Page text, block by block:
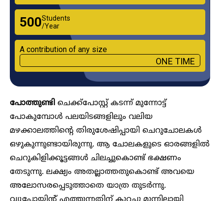
₹500Students
/Year
A contribution of any size
ONE TIME
പോത്തുണ്ടി ചെക്ക്പോസ്റ്റ് കടന്ന് മുന്നോട്ട്
പോകുമ്പോൾ പലയിടങ്ങളിലും വലിയ
മഴക്കാലത്തിന്റെ തിരുശേഷിപ്പായി ചെറുചോലകൾ
ഒഴുകുന്നുണ്ടായിരുന്നു. ആ ചോലകളുടെ ഓരങ്ങളിൽ
ചെറുകിളിക്കൂട്ടങ്ങൾ ചിലച്ചുകൊണ്ട് ഭക്ഷണം
തേടുന്നു. ലക്ഷ്യം അതല്ലാത്തതുകൊണ്ട് അവയെ
അലോസരപ്പെടുത്താതെ യാത്ര തുടർന്നു.